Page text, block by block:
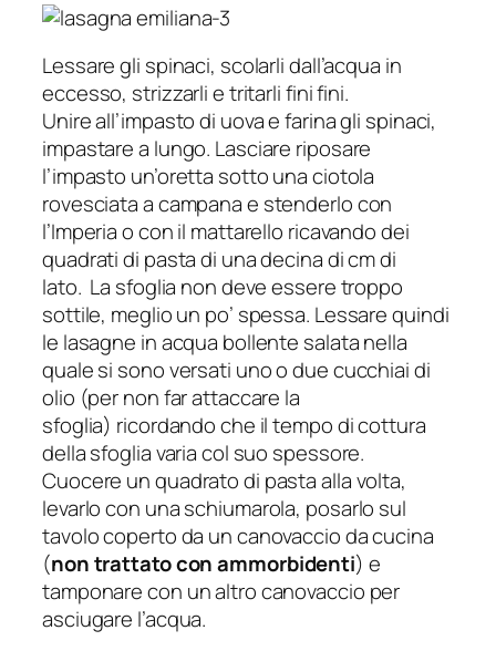
Lessare gli spinaci, scolarli dall’acqua in
eccesso, strizzarli e tritarli fini fini.
Unire all’impasto di uova e farina gli spinaci,
impastare a lungo. Lasciare riposare
l’impasto un’oretta sotto una ciotola
rovesciata a campana e stenderlo con
l’Imperia o con il mattarello ricavando dei
quadrati di pasta di una decina di cm di
lato. La sfoglia non deve essere troppo
sottile, meglio un po’ spessa. Lessare quindi
le lasagne in acqua bollente salata nella
quale si sono versati uno o due cucchiai di
olio (per non far attaccare la
sfoglia) ricordando che il tempo di cottura
della sfoglia varia col suo spessore.
Cuocere un quadrato di pasta alla volta,
levarlo con una schiumarola, posarlo sul
tavolo coperto da un canovaccio da cucina
(non trattato con ammorbidenti) e
tamponare con un altro canovaccio per
asciugare l’acqua.